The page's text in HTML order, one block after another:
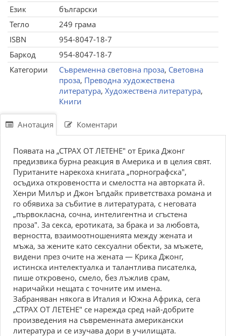
Език
български
Тегло
249 грама
ISBN
954-8047-18-7
Баркод
954-8047-18-7
Категории
Съвременна световна проза, Световна
проза, Преводна художествена
литература, Художествена литература,
Книги
Анотация Коментари
Появата на „СТРАХ ОТ ЛЕТЕНЕ" от Ерика Джонг
предизвика бурна реакция в Америка и в целия свят.
Пуританите нарекоха книгата „порнографска",
осъдиха откровеността и смелостта на авторката й.
Хенри Милър и Джон Ъпдайк приветстваха романа и
го обявиха за събитие в литературата, с неговата
„първокласна, сочна, интелигентна и сгъстена
проза". За секса, еротиката, за брака и за любовта,
верността, взаимоотношенията между жената и
мъжа, за жените като сексуални обекти, за мъжете,
видени през очите на жената — Крика Джонг,
истинска интелектуалка и талантлива писателка,
пише откровено, смело, без лъжлив срам,
наричайки нещата с точните им имена.
Забраняван някога в Италия и Южна Африка, сега
„СТРАХ ОТ ЛЕТЕНЕ" се нарежда сред най-добрите
произведения на съвременната американски
литература и се изучава дори в училищата.